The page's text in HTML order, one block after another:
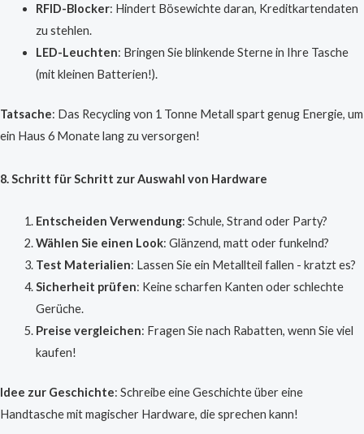
RFID-Blocker: Hindert Bösewichte daran, Kreditkartendaten
zu stehlen.
LED-Leuchten: Bringen Sie blinkende Sterne in Ihre Tasche
(mit kleinen Batterien!).
Tatsache: Das Recycling von 1 Tonne Metall spart genug Energie, um
ein Haus 6 Monate lang zu versorgen!
8. Schritt für Schritt zur Auswahl von Hardware
Entscheiden Verwendung: Schule, Strand oder Party?
Wählen Sie einen Look: Glänzend, matt oder funkelnd?
Test Materialien: Lassen Sie ein Metallteil fallen - kratzt es?
Sicherheit prüfen: Keine scharfen Kanten oder schlechte
Gerüche.
Preise vergleichen: Fragen Sie nach Rabatten, wenn Sie viel
kaufen!
Idee zur Geschichte: Schreibe eine Geschichte über eine
Handtasche mit magischer Hardware, die sprechen kann!